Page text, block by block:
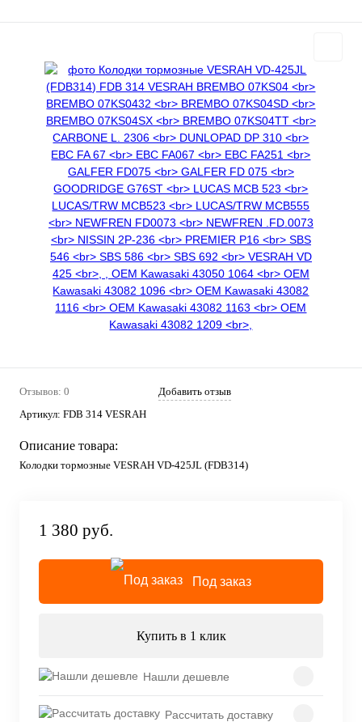
Отзывов: 0
Добавить отзыв
Артикул: FDB 314 VESRAH
Описание товара:
Колодки тормозные VESRAH VD-425JL (FDB314)
1 380 руб.
Под заказ
Купить в 1 клик
Нашли дешевле
Рассчитать доставку